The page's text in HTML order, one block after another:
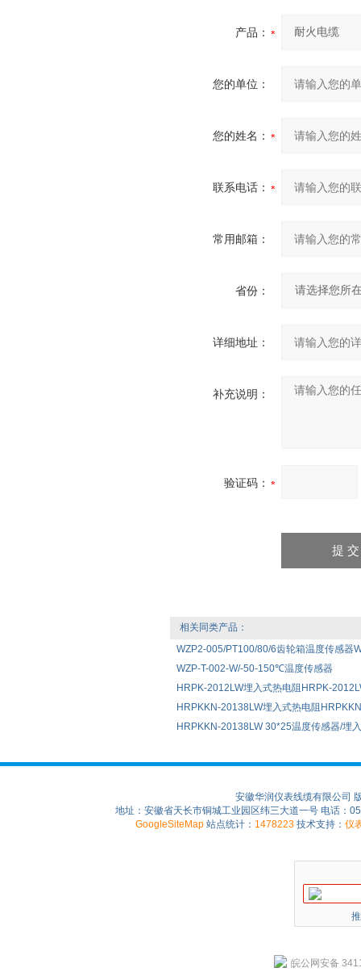
产品：
您的单位：
您的姓名：
联系电话：
常用邮箱：
省份：
详细地址：
补充说明：
验证码：
相关同类产品：
WZP2-005/PT100/80/6齿轮箱温度传感器
WZP-T-002-W/-50-150℃温度传感器
HRPK-2012LW埋入式热电阻HRPK-
HRPKKN-20138LW埋入式热电阻
HRPKKN-20138LW 30*25温度传感器/埋
安徽华润仪表线缆有限公司
地址：安徽省天长市铜城工业园区纬三大道一号 电话：
GoogleSiteMap 站点统计： 1478223 技术支持： 仪
皖公网安备